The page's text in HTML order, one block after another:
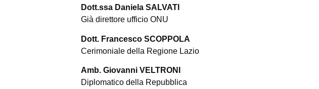
Dott.ssa Daniela SALVATI
Già direttore ufficio ONU
Dott. Francesco SCOPPOLA
Cerimoniale della Regione Lazio
Amb. Giovanni VELTRONI
Diplomatico della Repubblica